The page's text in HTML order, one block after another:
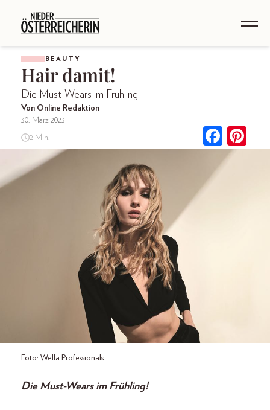
BEAUTY
Hair damit!
Die Must-Wears im Frühling!
Von Online Redaktion
30. März 2023
2 Min.
Foto: Wella Professionals
Die Must-Wears im Frühling!